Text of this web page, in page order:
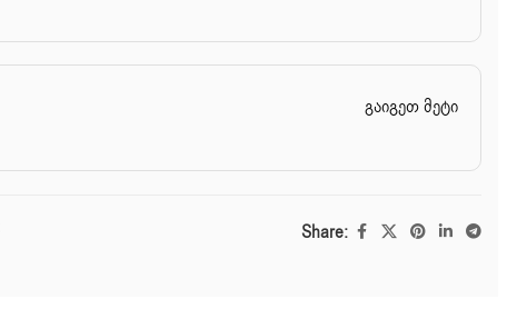
გაიგეთ მეტი
Share: